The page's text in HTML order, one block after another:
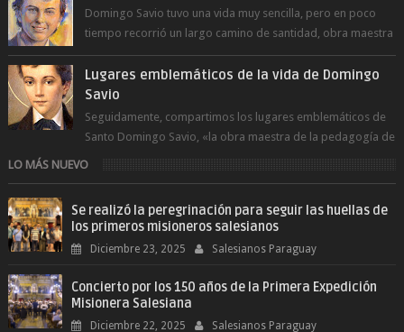
Domingo Savio tuvo una vida muy sencilla, pero en poco
tiempo recorrió un largo camino de santidad, obra maestra
del Espíritu Santo y fr...
Lugares emblemáticos de la vida de Domingo
Savio
Seguidamente, compartimos los lugares emblemáticos de
Santo Domingo Savio, «la obra maestra de la pedagogía de
Don Bosco». San Giovann...
LO MÁS NUEVO
Se realizó la peregrinación para seguir las huellas de
los primeros misioneros salesianos
Diciembre 23, 2025 Salesianos Paraguay
Concierto por los 150 años de la Primera Expedición
Misionera Salesiana
Diciembre 22, 2025 Salesianos Paraguay